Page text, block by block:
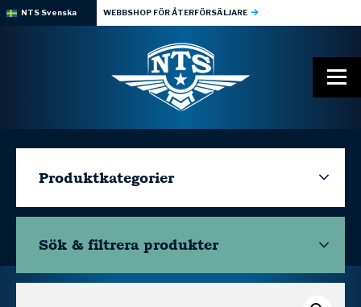
NTS Svenska WEBBSHOP FÖR ÅTERFÖRSÄLJARE
Produktkategorier
Sök & filtrera produkter